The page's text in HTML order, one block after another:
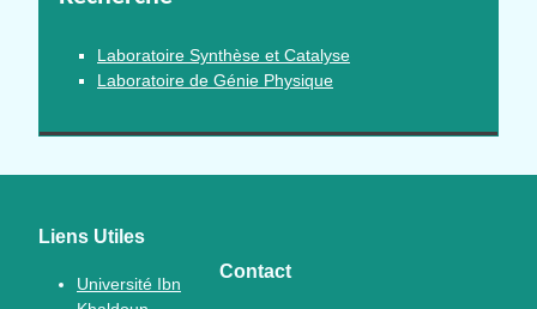
Laboratoire Synthèse et Catalyse
Laboratoire de Génie Physique
Liens Utiles
Université Ibn
Contact